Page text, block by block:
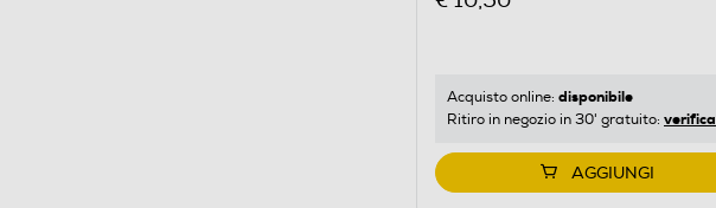
Acquisto online: disponibile
Ritiro in negozio in 30' gratuito: verifica
AGGIUNGI